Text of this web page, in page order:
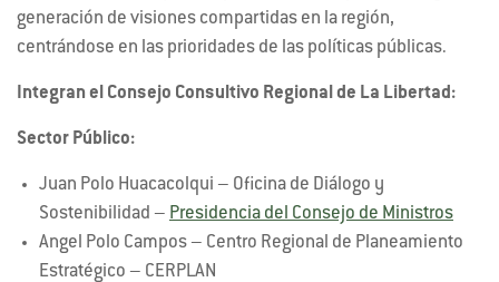
generación de visiones compartidas en la región,
centrándose en las prioridades de las políticas públicas.
Integran el Consejo Consultivo Regional de La Libertad:
Sector Público:
Juan Polo Huacacolqui – Oficina de Diálogo y
Sostenibilidad – Presidencia del Consejo de Ministros
Angel Polo Campos – Centro Regional de Planeamiento
Estratégico – CERPLAN